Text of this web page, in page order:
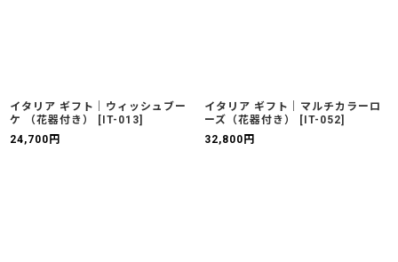
イタリア ギフト｜ウィッシュブー
ケ （花器付き）
[ IT-013]
24,700 円
イタリア ギフト｜マルチカラーロ
ーズ（花器付き）
[ IT-052]
32,800 円